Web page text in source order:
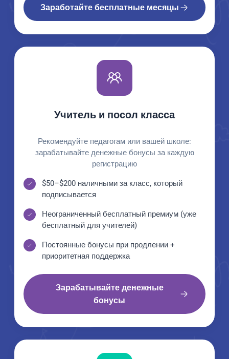
Заработайте бесплатные месяцы
Учитель и посол класса
Рекомендуйте педагогам или вашей школе:
зарабатывайте денежные бонусы за каждую
регистрацию
$50–$200 наличными за класс, который
подписывается
Неограниченный бесплатный премиум (уже
бесплатный для учителей)
Постоянные бонусы при продлении +
приоритетная поддержка
Зарабатывайте денежные
бонусы